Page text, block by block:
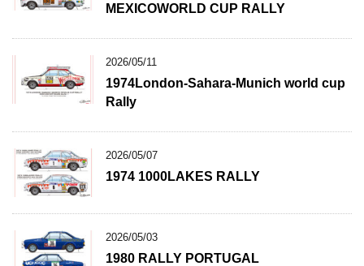
MEXICOWORLD CUP RALLY
2026/05/11
1974London-Sahara-Munich world cup
Rally
2026/05/07
1974 1000LAKES RALLY
2026/05/03
1980 RALLY PORTUGAL